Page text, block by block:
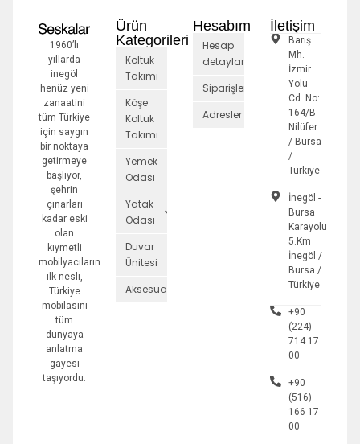
1960’lı
yıllarda
inegöl
henüz yeni
zanaatini
tüm Türkiye
için saygın
bir noktaya
getirmeye
başlıyor,
şehrin
çınarları
kadar eski
olan
kıymetli
mobilyacıların
ilk nesli,
Türkiye
mobilasını
tüm
dünyaya
anlatma
gayesi
taşıyordu.
Ürün
Kategorileri
Koltuk
Takımı
Köşe
Koltuk
Takımı
Yemek
Odası
Yatak
Odası
Duvar
Ünitesi
Aksesuarlar
Hesabım
Hesap
detayları
Siparişler
Adresler
İletişim
Barış
Mh.
İzmir
Yolu
Cd. No:
164/B
Nilüfer
/ Bursa
/
Türkiye
İnegöl -
Bursa
Karayolu
5.Km
İnegöl /
Bursa /
Türkiye
+90
(224)
714 17
00
+90
(516)
166 17
00